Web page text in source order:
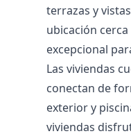
terrazas y
ubicación
excepcional
Las viviendas
conectan de
exterior y
viviendas